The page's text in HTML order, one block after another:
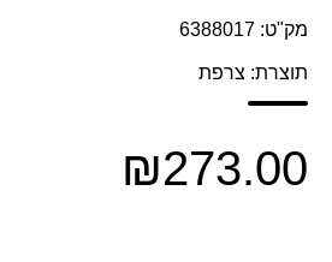
מק"ט: 6388017
תוצרת: צרפת
₪273.00